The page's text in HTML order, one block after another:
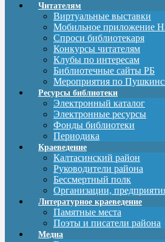
Читателям
Виртуальные выставки
Мобильное приложение
Спроси библиотекаря
Конкурсы читателям
Клубы по интересам
Библиотечные сайты РБ
Мероприятия по
Ресурсы библиотеки
Электронный каталог
Электронные ресурсы
Фонды библиотеки
Периодика
Краеведение
Калтасинский район
Руководители района
Бессмертный полк
Организации,
Литературное краеведение
Памятные места
Поэты и писатели района
Медиа